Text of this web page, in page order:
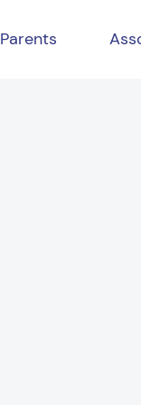
Parents